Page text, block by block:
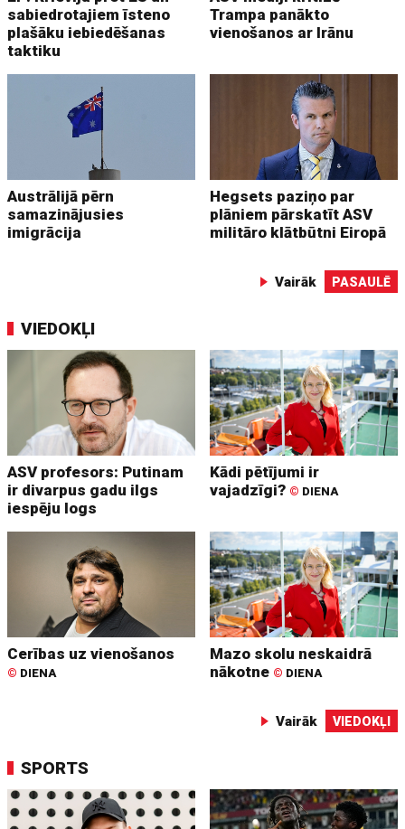
sabiedrotajiem īsteno
plašāku iebiedēšanas
taktiku
Trampa panākto
vienošanos ar Irānu
Austrālijā pērn
samazinājusies
imigrācija
Hegsets paziņo par
plāniem pārskatīt ASV
militāro klātbūtni Eiropā
Vairāk PASAULĒ
VIEDOKĻI
ASV profesors: Putinam
ir divarpus gadu ilgs
iespēju logs
Kādi pētījumi ir
vajadzīgi? © DIENA
Cerības uz vienošanos
© DIENA
Mazo skolu neskaidrā
nākotne © DIENA
Vairāk VIEDOKĻI
SPORTS